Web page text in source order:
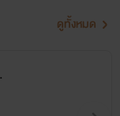
ดูทั้งหมด